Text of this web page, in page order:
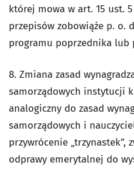
której mowa w art. 15 ust.
przepisów zobowiąże p. o.
programu poprzednika lub
8. Zmiana zasad
samorządowych instytucji
analogiczny do zasad
samorządowych i
przywrócenie „trzynastek”,
odprawy emerytalnej do